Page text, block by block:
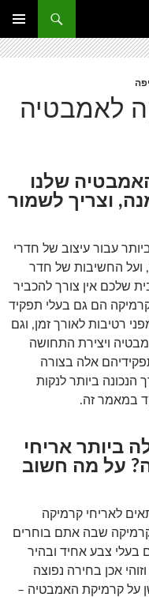
תפריט
ראשי
לאמבטיה
שלנו
וצריך לשמור
עבור עיצוב של חדרי
ועל החשיבות של חדר
שלכם אין צורך להכביר
הם גם בעלי תפקיד
רטיבות לאורך זמן, וגם
ויצירת התחושה
אלה בצורה
ביותר לנקות
במאמר זה.
ביותר אריחי
על מה חשוב
לאריחי קרמיקה
שבה אתם בוחרים
בעלי צבע אחיד ובהיר
אכן בחירה נפוצה
על קרמיקת האמבטיה –